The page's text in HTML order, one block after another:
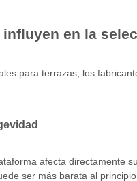
influyen en la
para terrazas, los
afecta directamente
ser más barata al